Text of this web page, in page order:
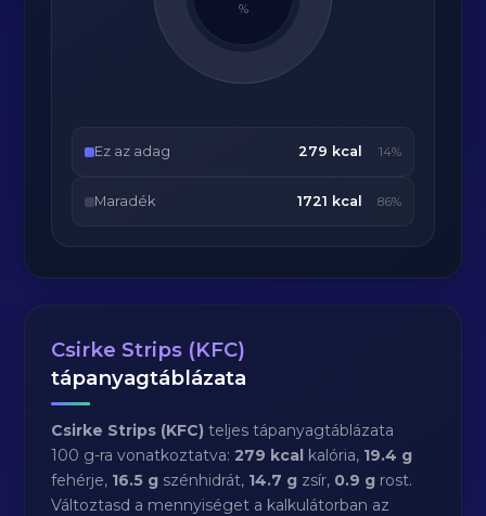
%
Ez az adag 279 kcal 14%
Maradék 1721 kcal 86%
Csirke Strips (KFC)
tápanyagtáblázata
Csirke Strips (KFC) teljes tápanyagtáblázata
100 g-ra vonatkoztatva:279 kcal kalória, 19.4 g
fehérje, 16.5 g szénhidrát, 14.7 g zsír, 0.9 g rost.
Változtasd a mennyiséget a kalkulátorban az